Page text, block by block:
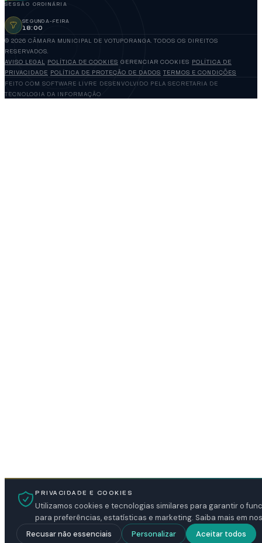
SESSÃO ORDINÁRIA
SEGUNDA-FEIRA
18:00
© 2026 CÂMARA MUNICIPAL DE VOTUPORANGA. TODOS OS DIREITOS
RESERVADOS.
AVISO LEGAL POLÍTICA DE COOKIES GERENCIAR COOKIES POLÍTICA DE
PRIVACIDADE POLÍTICA DE PROTEÇÃO DE DADOS TERMOS E CONDIÇÕES
FEITO COM SOFTWARE LIVRE DESENVOLVIDO PELA SECRETARIA DE
TECNOLOGIA DA INFORMAÇÃO
PRIVACIDADE E COOKIES
Utilizamos cookies e tecnologias similares para garantir o
para preferências, estatísticas e marketing. Saiba mais em
Recusar não essenciais
Personalizar Aceitar todos
Estritamente necessários
Indispensáveis ao funcionamento do portal: sessão, proteção CSRF
autenticação em áreas restritas.